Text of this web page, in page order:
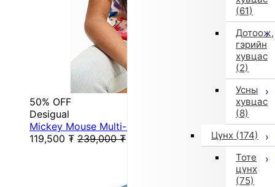
(61)
Дотоож,
гэрийн
хувцас
(2)
Усны
хувцас
(8)
Цүнх (174)
Тоте
цүнх
(75)
50% OFF
Desigual
Mickey Mouse Multi-Color T-Shirt (White)
119,500 ₮ 239,000 ₮